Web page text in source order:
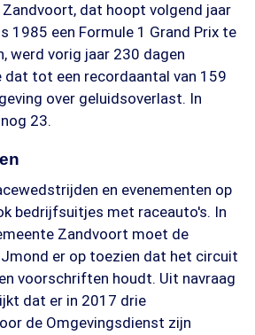
Zandvoort, dat hoopt volgend jaar
1985 een Formule 1 Grand Prix te
werd vorig jaar 230 dagen
dat tot een recordaantal van 159
over geluidsoverlast. In
23.
en evenementen op
bedrijfsuitjes met raceauto's. In
Zandvoort moet de
er op toezien dat het circuit
voorschriften houdt. Uit navraag
dat er in 2017 drie
de Omgevingsdienst zijn